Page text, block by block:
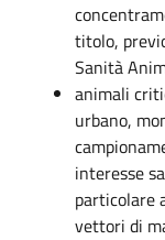
titolo,
Sanità
animali
urbano,
interesse
particolare
vettori di